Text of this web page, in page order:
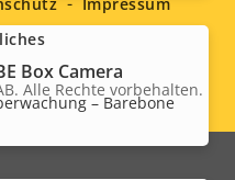
Box Camera
– Barebone
Alle Rechte vorbehalten.